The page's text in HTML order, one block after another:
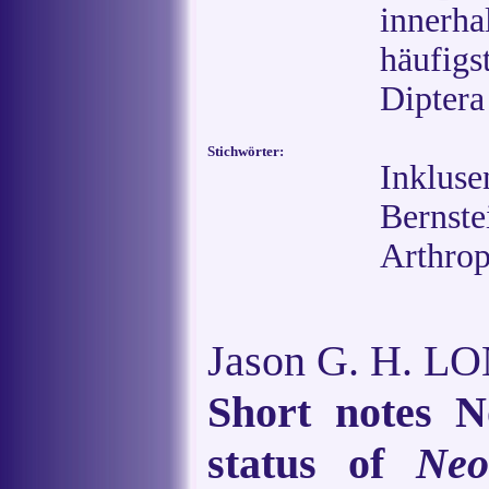
Stichwörter:
Jason G. H.
Short notes
status of